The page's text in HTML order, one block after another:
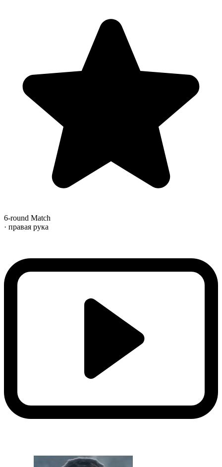
6-round Match
· правая рука